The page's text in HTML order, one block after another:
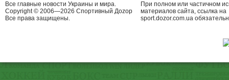
Все главные новости Украины и мира.
Copyright © 2006—2026 Спортивный Доzор
Все права защищены.
При полном или частичном
материалов сайта, ссылка на
sport.dozor.com.ua